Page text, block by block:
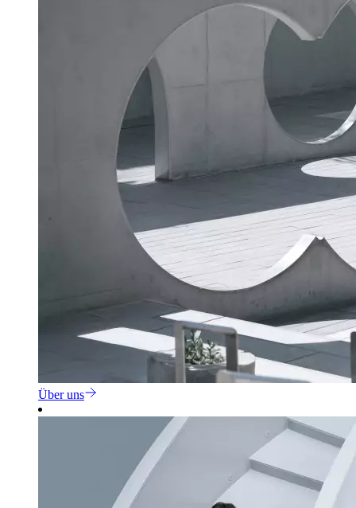
Über uns